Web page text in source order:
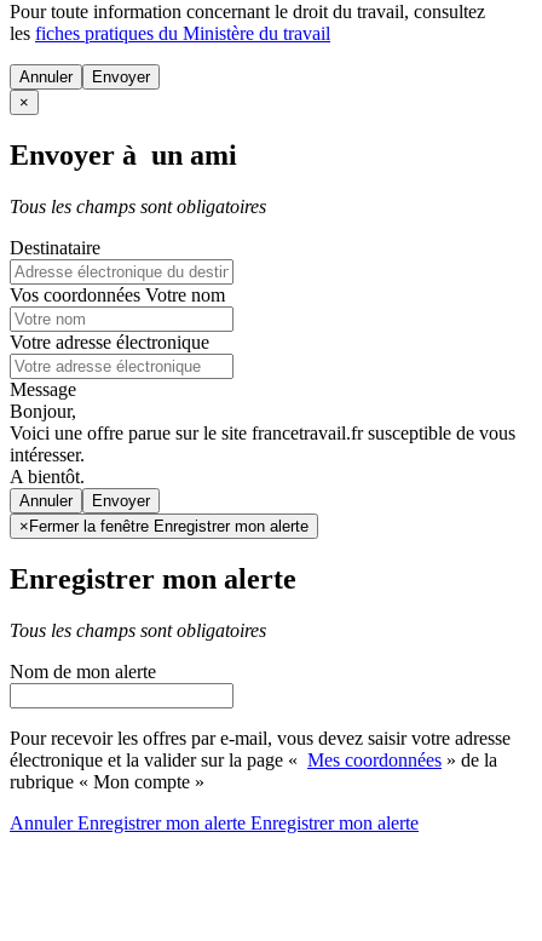
Pour toute information concernant le droit du travail, consultez
les fiches pratiques du Ministère du travail
Annuler
×
Envoyer à un ami
Tous les champs sont obligatoires
Destinataire
Vos coordonnées Votre nom
Votre adresse électronique
Message
Bonjour,
Voici une offre parue sur le site francetravail.fr susceptible de vous
intéresser.
A bientôt.
Annuler
× Fermer la fenêtre Enregistrer mon alerte
Enregistrer mon alerte
Tous les champs sont obligatoires
Nom de mon alerte
Pour recevoir les offres par e-mail, vous devez saisir votre adresse
électronique et la valider sur la page « Mes coordonnées » de la
rubrique « Mon compte »
AnnulerEnregistrer mon alerte Enregistrermon alerte